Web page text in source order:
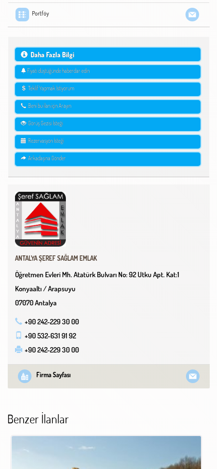
Portföy
Daha Fazla Bilgi
Fiyatı düştüğünde haberdar edin
Teklif Yapmak İstiyorum
Beni bu ilan için Arayın
Görüş Gezisi İsteği
Rezervasyon İsteği
Arkadaşına Gönder
ANTALYA ŞEREF SAĞLAM EMLAK
Öğretmen Evleri Mh. Atatürk Bulvarı No: 92 Utku Apt. Kat:1
Konyaaltı / Arapsuyu
07070 Antalya
+90 242-229 30 00
+90 532-631 91 92
+90 242-229 30 00
Firma Sayfası
Benzer İlanlar